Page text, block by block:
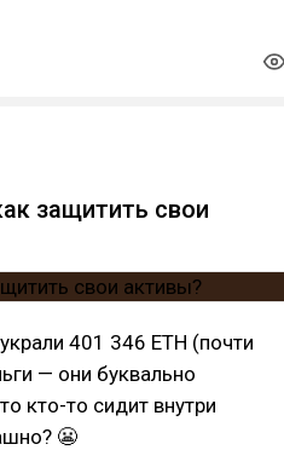
защитить свои
401 346 ETH (почти
— они буквально
кто-то сидит внутри
😬